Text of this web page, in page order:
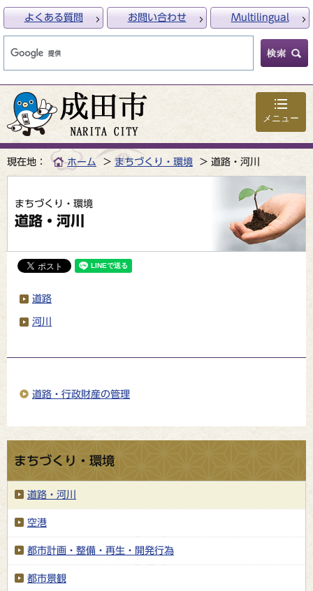
メニュー
よくある質問 お問い合わせ Multilingual
現在地： ホーム まちづくり・環境 道路・河川
まちづくり・環境
道路・河川
道路
河川
道路・行政財産の管理
まちづくり・環境
道路・河川
空港
都市計画・整備・再生・開発行為
都市景観